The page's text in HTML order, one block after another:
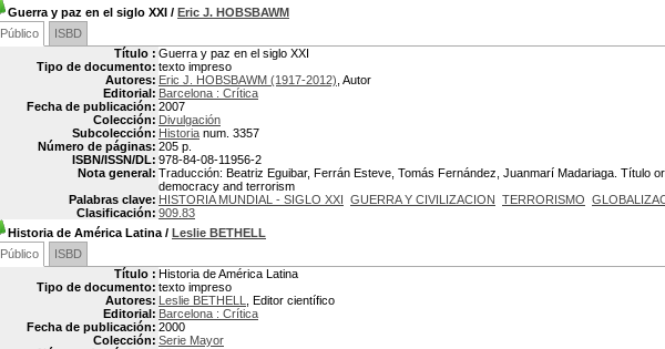
Guerra y paz en el siglo XXI / Eric J. HOBSBAWM
Público
ISBD
Título : Guerra y paz en el siglo XXI
Tipo de documento: texto impreso
Autores: Eric J. HOBSBAWM (1917-2012) , Autor
Editorial: Barcelona : Crítica
Fecha de publicación: 2007
Colección: Divulgación
Subcolección: Historia num. 3357
Número de páginas: 205 p.
ISBN/ISSN/DL: 978-84-08-11956-2
Nota general: Traducción: Beatriz Eguibar, Ferrán Esteve, Tomás Fernández, Juanmarí Madariaga. Título
democracy and terrorism
Palabras clave: HISTORIA MUNDIAL - SIGLO XXI GUERRA Y CIVILIZACION TERRORISMO
Clasificación: 909.83
Historia de América Latina / Leslie BETHELL
Público
ISBD
Título : Historia de América Latina
Tipo de documento: texto impreso
Autores: Leslie BETHELL
, Editor científico
Editorial: Barcelona : Crítica
Fecha de publicación: 2000
Colección: Serie Mayor